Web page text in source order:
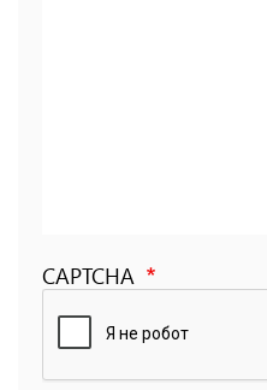
CAPTCHA